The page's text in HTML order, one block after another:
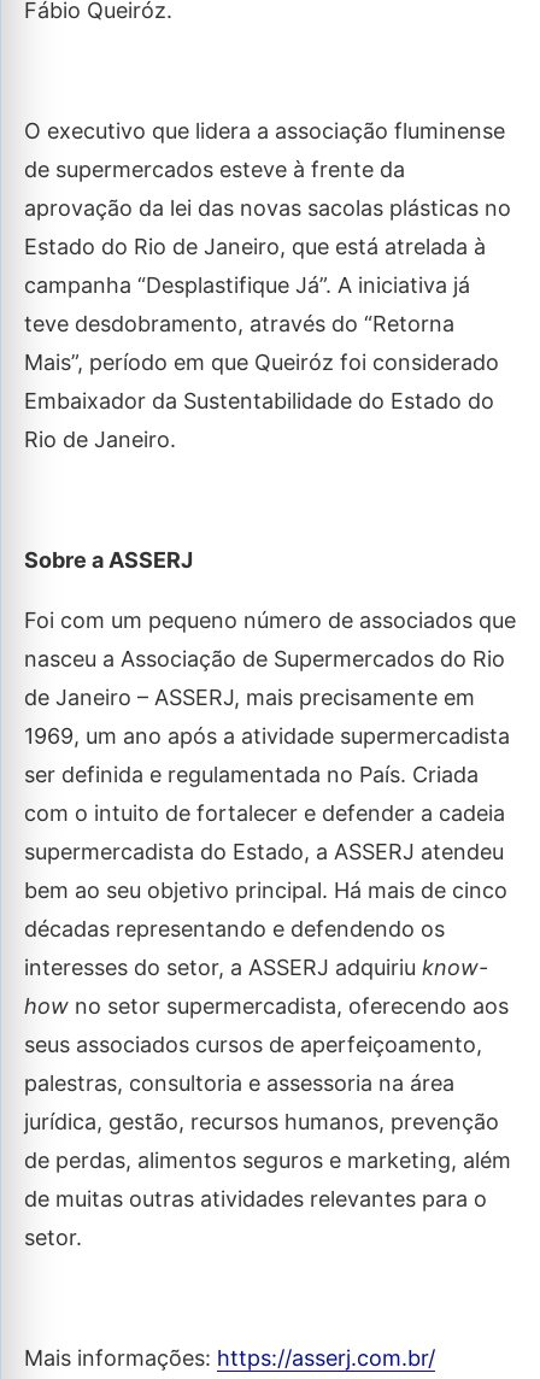
Fábio Queiróz.
O executivo que lidera a associação fluminense
de supermercados esteve à frente da
aprovação da lei das novas sacolas plásticas no
Estado do Rio de Janeiro, que está atrelada à
campanha “Desplastifique Já”. A iniciativa já
teve desdobramento, através do “Retorna
Mais”, período em que Queiróz foi considerado
Embaixador da Sustentabilidade do Estado do
Rio de Janeiro.
Sobre a ASSERJ
Foi com um pequeno número de associados que
nasceu a Associação de Supermercados do Rio
de Janeiro – ASSERJ, mais precisamente em
1969, um ano após a atividade supermercadista
ser definida e regulamentada no País. Criada
com o intuito de fortalecer e defender a cadeia
supermercadista do Estado, a ASSERJ atendeu
bem ao seu objetivo principal. Há mais de cinco
décadas representando e defendendo os
interesses do setor, a ASSERJ adquiriu know-
how no setor supermercadista, oferecendo aos
seus associados cursos de aperfeiçoamento,
palestras, consultoria e assessoria na área
jurídica, gestão, recursos humanos, prevenção
de perdas, alimentos seguros e marketing, além
de muitas outras atividades relevantes para o
setor.
Mais informações: https://asserj.com.br/